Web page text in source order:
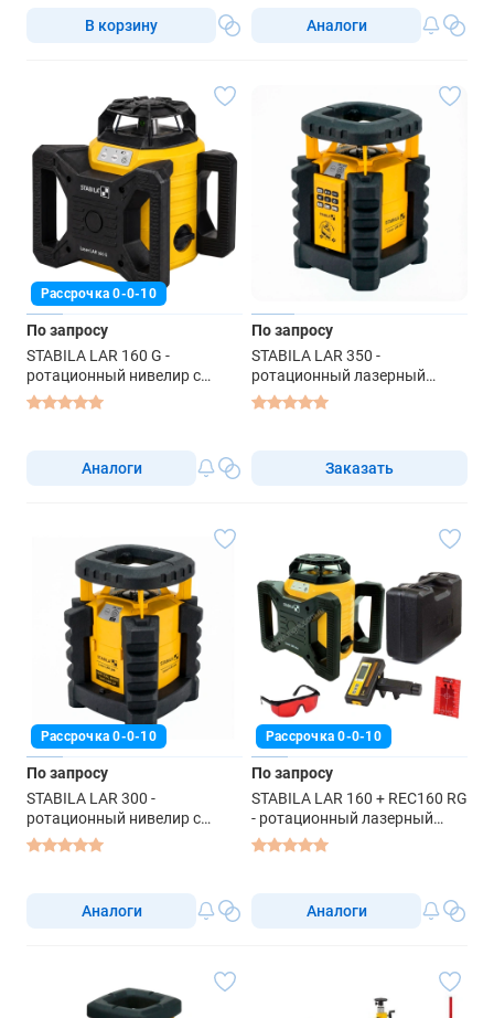
В корзину Аналоги
Рассрочка 0-0-10
По запросу
STABILA LAR 160 G -
ротационный нивелир с
зеленым лучом
Аналоги
По запросу
STABILA LAR 350 -
ротационный лазерный
нивелир
Заказать
Рассрочка 0-0-10
По запросу
STABILA LAR 300 -
ротационный нивелир с
красным лучом
Аналоги
Рассрочка 0-0-10
По запросу
STABILA LAR 160 + REC160 RG
- ротационный лазерный
нивелир
Аналоги